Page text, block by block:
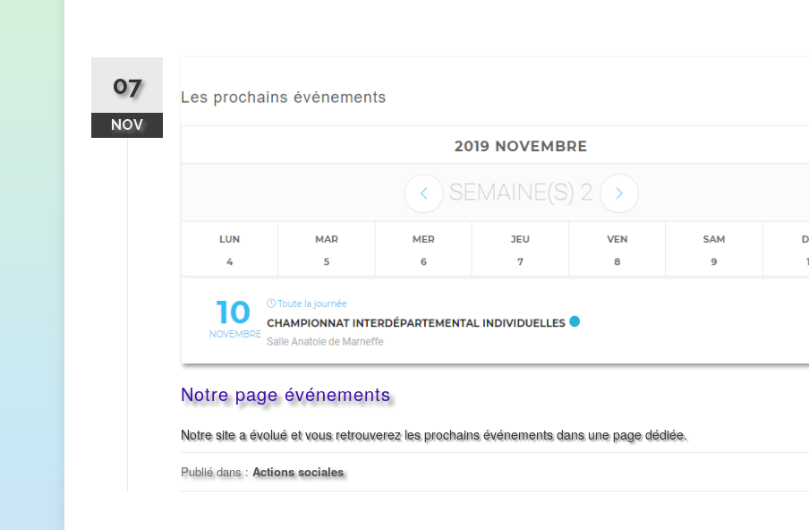
07
NOV
Notre page événements
Notre site a évolué et vous retrouverez les prochains événements dans une page dédiée.
Publié dans : Actions sociales